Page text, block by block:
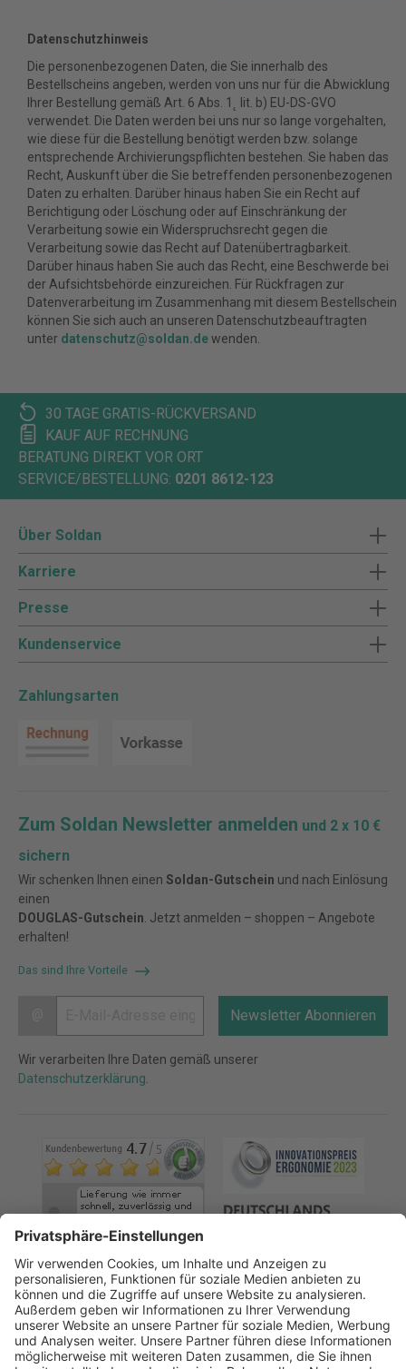
Datenschutzhinweis
Die personenbezogenen Daten, die Sie innerhalb des
Bestellscheins angeben, werden von uns nur für die Abwicklung
Ihrer Bestellung gemäß Art. 6 Abs. 1˛ lit. b) EU-DS-GVO
verwendet. Die Daten werden bei uns nur so lange vorgehalten,
wie diese für die Bestellung benötigt werden bzw. solange
entsprechende Archivierungspflichten bestehen. Sie haben das
Recht, Auskunft über die Sie betreffenden personenbezogenen
Daten zu erhalten. Darüber hinaus haben Sie ein Recht auf
Berichtigung oder Löschung oder auf Einschränkung der
Verarbeitung sowie ein Widerspruchsrecht gegen die
Verarbeitung sowie das Recht auf Datenübertragbarkeit.
Darüber hinaus haben Sie auch das Recht, eine Beschwerde bei
der Aufsichtsbehörde einzureichen. Für Rückfragen zur
Datenverarbeitung im Zusammenhang mit diesem Bestellschein
können Sie sich auch an unseren Datenschutzbeauftragten
unter datenschutz@soldan.dewenden.
30 TAGE GRATIS-RÜCKVERSAND
KAUF AUF RECHNUNG
BERATUNG DIREKT VOR ORT
SERVICE/BESTELLUNG: 0201 8612-123
Über Soldan
Karriere
Presse
Kundenservice
Zahlungsarten
Zum Soldan Newsletter anmelden und 2 x 10 €
sichern
Wir schenken Ihnen einen Soldan-Gutschein und nach Einlösung
einen
DOUGLAS-Gutschein . Jetzt anmelden – shoppen – Angebote
erhalten!
Das sind Ihre Vorteile
Newsletter Abonnieren
Wir verarbeiten Ihre Daten gemäß unserer
Datenschutzerklärung